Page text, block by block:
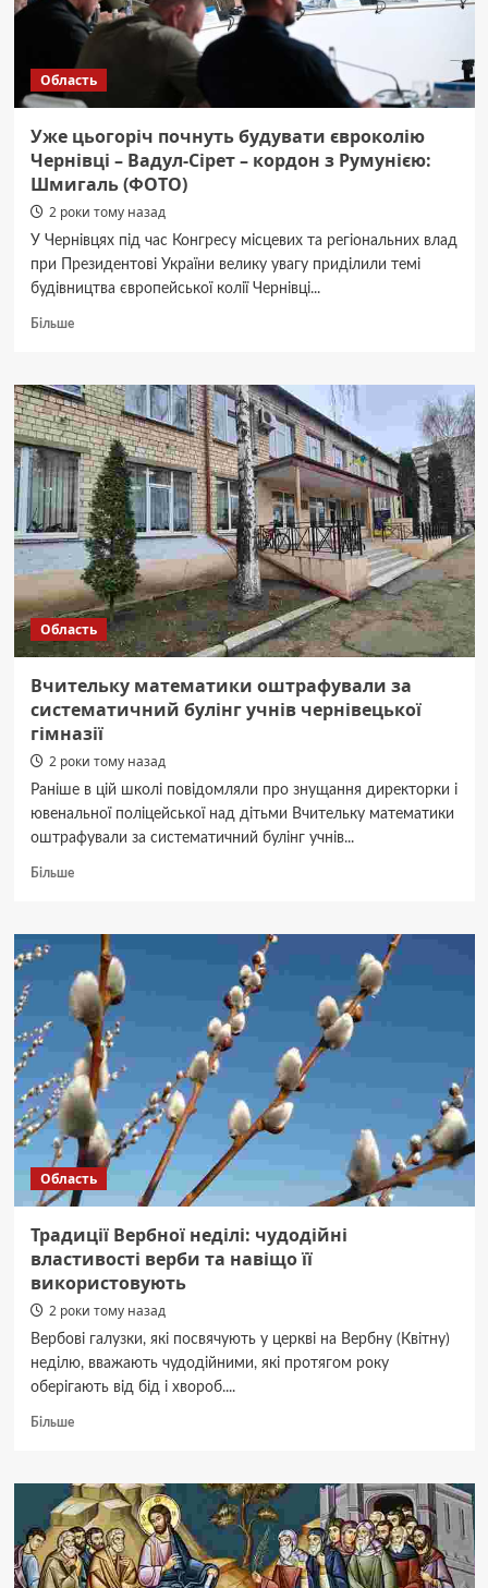
Область
Уже цьогоріч почнуть будувати євроколію
Чернівці – Вадул-Сірет – кордон з Румунією:
Шмигаль (ФОТО)
2 роки тому назад
У Чернівцях під час Конгресу місцевих та регіональних влад
при Президентові України велику увагу приділили темі
будівництва європейської колії Чернівці...
БільшеДокладніше
цьогоріч
почнуть
будувати
євроколію
Чернівці
–
Вадул-
Сірет
–
кордон
з
Румунією:
Шмигаль
(ФОТО)
Область
Вчительку математики оштрафували за
систематичний булінг учнів чернівецької
гімназії
2 роки тому назад
Раніше в цій школі повідомляли про знущання директорки і
ювенальної поліцейської над дітьми Вчительку математики
оштрафували за систематичний булінг учнів...
БільшеДокладніше
математики
оштрафували
за
систематичний
булінг
учнів
чернівецької
гімназії
Область
Традиції Вербної неділі: чудодійні
властивості верби та навіщо її
використовують
2 роки тому назад
Вербові галузки, які посвячують у церкві на Вербну (Квітну)
неділю, вважають чудодійними, які протягом року
оберігають від бід і хвороб....
БільшеДокладніше
Вербної
неділі:
чудодійні
властивості
верби
та